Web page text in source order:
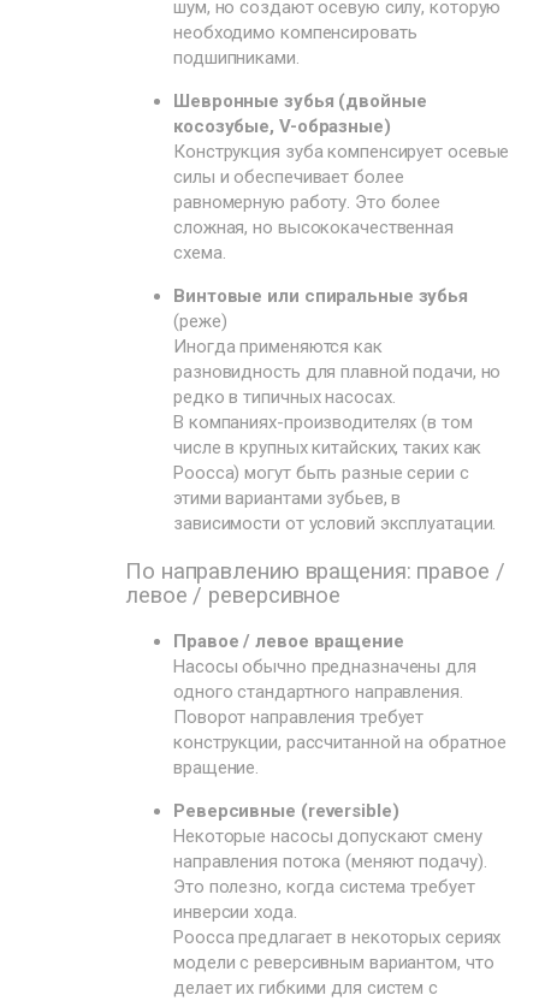
шум, но создают осевую силу, которую
необходимо компенсировать
подшипниками.
Шевронные зубья (двойные
косозубые, V-образные)
Конструкция зуба компенсирует осевые
силы и обеспечивает более
равномерную работу. Это более
сложная, но высококачественная
схема.
Винтовые или спиральные зубья
(реже)
Иногда применяются как
разновидность для плавной подачи, но
редко в типичных насосах.
В компаниях-производителях (в том
числе в крупных китайских, таких как
Poocca) могут быть разные серии с
этими вариантами зубьев, в
зависимости от условий эксплуатации.
По направлению вращения: правое /
левое / реверсивное
Правое / левое вращение
Насосы обычно предназначены для
одного стандартного направления.
Поворот направления требует
конструкции, рассчитанной на обратное
вращение.
Реверсивные (reversible)
Некоторые насосы допускают смену
направления потока (меняют подачу).
Это полезно, когда система требует
инверсии хода.
Poocca предлагает в некоторых сериях
модели с реверсивным вариантом, что
делает их гибкими для систем с